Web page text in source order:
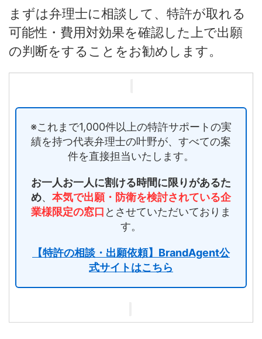
まずは弁理士に相談して、特許が取れる
可能性・費用対効果を確認した上で出願
の判断をすることをお勧めします。
※これまで1,000件以上の特許サポートの実
績を持つ代表弁理士の叶野が、すべての案
件を直接担当いたします。
お一人お一人に割ける時間に限りがあるた
め、 本気で出願・防衛を検討されている企
業様限定の窓口 とさせていただいておりま
す。
【特許の相談・出願依頼】BrandAgent公
式サイトはこちら